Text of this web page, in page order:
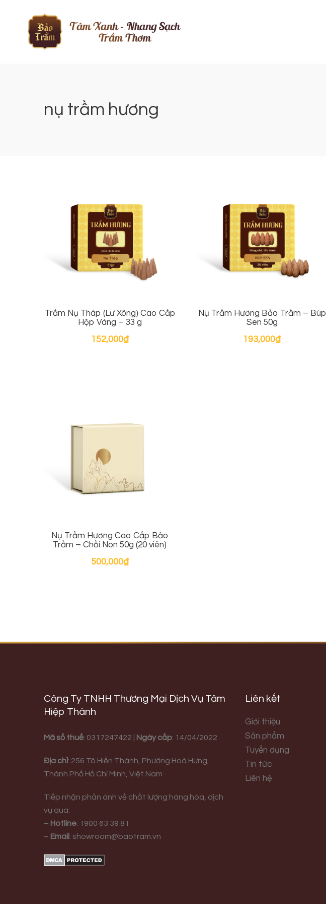
nụ trầm hương
Trầm Nụ Tháp (Lư Xông) Cao Cấp
Hộp Vàng – 33 g
152,000₫
Nụ Trầm Hương Bảo Trầm – Búp
Sen 50g
193,000₫
Nụ Trầm Hương Cao Cấp Bảo
Trầm – Chồi Non 50g (20 viên)
500,000₫
Công Ty TNHH Thương Mại Dịch Vụ Tâm
Hiệp Thành
Mã số thuế: 0317247422 | Ngày cấp: 14/04/2022
Địa chỉ: 256 Tô Hiến Thành, Phường Hoà Hưng,
Thành Phố Hồ Chí Minh, Việt Nam
Tiếp nhận phản ánh về chất lượng hàng hóa, dịch
vụ qua:
– Hotline: 1900 63 39 81
– Email : showroom@baotram.vn
Liên kết
Giới thiệu
Sản phẩm
Tuyển dụng
Tin tức
Liên hệ